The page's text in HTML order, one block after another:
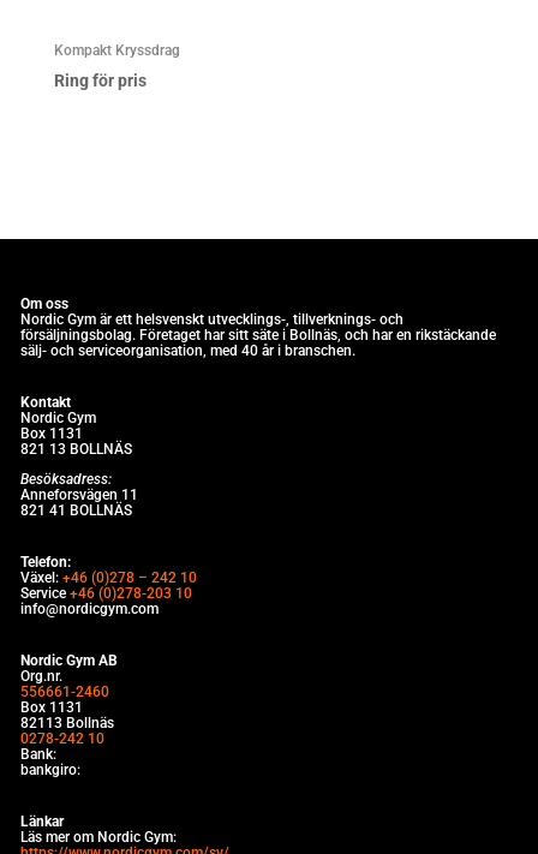
Kompakt Kryssdrag
Ring för pris
Om oss
Nordic Gym är ett helsvenskt utvecklings-, tillverknings- och
försäljningsbolag. Företaget har sitt säte i Bollnäs, och har en rikstäckande
sälj- och serviceorganisation, med 40 år i branschen.
Kontakt
Nordic Gym
Box 1131
821 13 BOLLNÄS
Besöksadress:
Anneforsvägen 11
821 41 BOLLNÄS
Telefon:
Växel: +46 (0)278 – 242 10
Service +46 (0)278-203 10
info@nordicgym.com
Nordic Gym AB
Org.nr.
556661-2460
Box 1131
82113 Bollnäs
0278-242 10
Bank:
bankgiro:
Länkar
Läs mer om Nordic Gym: